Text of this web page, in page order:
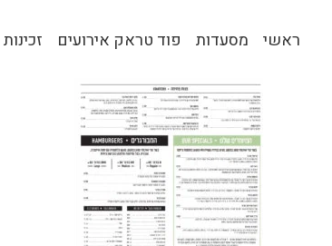
ראשי מסעדות פוד טראק אירועים זכינות